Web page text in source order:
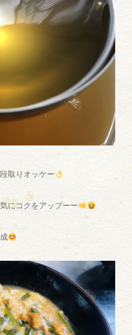
取りオッケー
にコクをアップーー